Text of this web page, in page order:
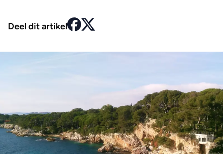
Deel dit artikel